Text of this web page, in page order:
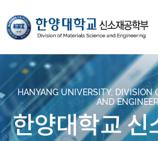
HANYANG UNIVERSITY, DIVISION
AND
한양대학교 신